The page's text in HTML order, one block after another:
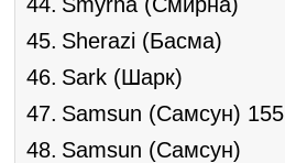
Sherazi (Басма)
Sark (Шарк)
Samsun (Самсун) 155
Samsun (Самсун)